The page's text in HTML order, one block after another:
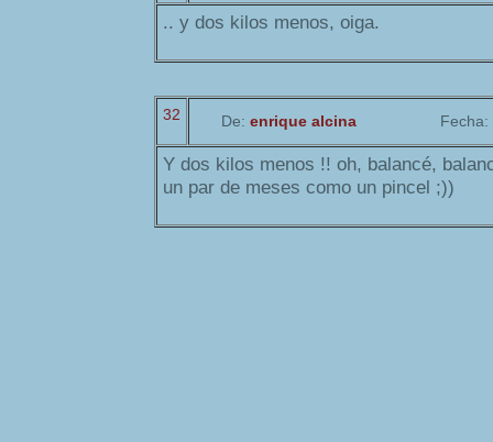
.. y dos kilos menos, oiga.
32 De: enrique alcina Fecha:
Y dos kilos menos !! oh, balancé,
un par de meses como un pincel ;))